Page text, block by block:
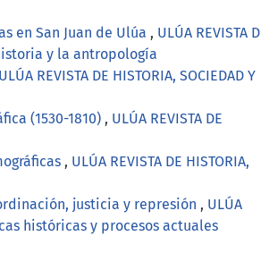
en San Juan de Ulúa , ULÚA REVISTA
historia y la antropología
ULÚA REVISTA DE HISTORIA, SOCIEDAD Y
(1530-1810) , ULÚA REVISTA DE
, ULÚA REVISTA DE HISTORIA,
justicia y represión , ULÚA
históricas y procesos actuales